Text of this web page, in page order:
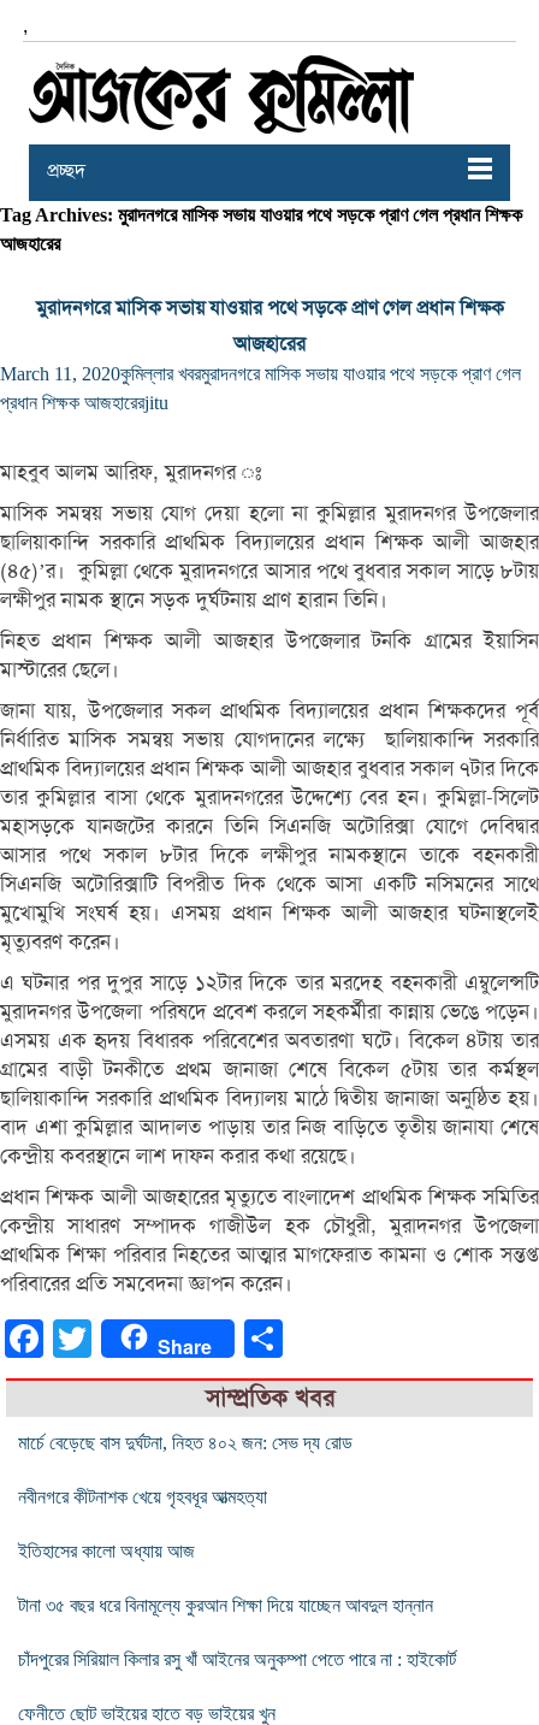
,
প্রচ্ছদ
Tag Archives: মুরাদনগরে মাসিক সভায় যাওয়ার পথে সড়কে প্রাণ গেল প্রধান শিক্ষক
আজহারের
মুরাদনগরে মাসিক সভায় যাওয়ার পথে সড়কে প্রাণ গেল প্রধান শিক্ষক
আজহারের
March 11, 2020কুমিল্লার খবরমুরাদনগরে মাসিক সভায় যাওয়ার পথে সড়কে প্রাণ গেল
প্রধান শিক্ষক আজহারেরjitu
মাহবুব আলম আরিফ, মুরাদনগর ঃ
মাসিক সমন্বয় সভায় যোগ দেয়া হলো না কুমিল্লার মুরাদনগর উপজেলার
ছালিয়াকান্দি সরকারি প্রাথমিক বিদ্যালয়ের প্রধান শিক্ষক আলী আজহার
(৪৫)’র। কুমিল্লা থেকে মুরাদনগরে আসার পথে বুধবার সকাল সাড়ে ৮টায়
লক্ষীপুর নামক স্থানে সড়ক দুর্ঘটনায় প্রাণ হারান তিনি।
নিহত প্রধান শিক্ষক আলী আজহার উপজেলার টনকি গ্রামের ইয়াসিন
মাস্টারের ছেলে।
জানা যায়, উপজেলার সকল প্রাথমিক বিদ্যালয়ের প্রধান শিক্ষকদের পূর্ব
নির্ধারিত মাসিক সমন্বয় সভায় যোগদানের লক্ষ্যে ছালিয়াকান্দি সরকারি
প্রাথমিক বিদ্যালয়ের প্রধান শিক্ষক আলী আজহার বুধবার সকাল ৭টার দিকে
তার কুমিল্লার বাসা থেকে মুরাদনগরের উদ্দেশ্যে বের হন। কুমিল্লা-সিলেট
মহাসড়কে যানজটের কারনে তিনি সিএনজি অটোরিক্সা যোগে দেবিদ্বার
আসার পথে সকাল ৮টার দিকে লক্ষীপুর নামকস্থানে তাকে বহনকারী
সিএনজি অটোরিক্সাটি বিপরীত দিক থেকে আসা একটি নসিমনের সাথে
মুখোমুখি সংঘর্ষ হয়। এসময় প্রধান শিক্ষক আলী আজহার ঘটনাস্থলেই
মৃত্যুবরণ করেন।
এ ঘটনার পর দুপুর সাড়ে ১২টার দিকে তার মরদেহ বহনকারী এম্বুলেন্সটি
মুরাদনগর উপজেলা পরিষদে প্রবেশ করলে সহকর্মীরা কান্নায় ভেঙে পড়েন।
এসময় এক হৃদয় বিধারক পরিবেশের অবতারণা ঘটে। বিকেল ৪টায় তার
গ্রামের বাড়ী টনকীতে প্রথম জানাজা শেষে বিকেল ৫টায় তার কর্মস্থল
ছালিয়াকান্দি সরকারি প্রাথমিক বিদ্যালয় মাঠে দ্বিতীয় জানাজা অনুষ্ঠিত হয়।
বাদ এশা কুমিল্লার আদালত পাড়ায় তার নিজ বাড়িতে তৃতীয় জানাযা শেষে
কেন্দ্রীয় কবরস্থানে লাশ দাফন করার কথা রয়েছে।
প্রধান শিক্ষক আলী আজহারের মৃত্যুতে বাংলাদেশ প্রাথমিক শিক্ষক সমিতির
কেন্দ্রীয় সাধারণ সম্পাদক গাজীউল হক চৌধুরী, মুরাদনগর উপজেলা
প্রাথমিক শিক্ষা পরিবার নিহতের আত্মার মাগফেরাত কামনা ও শোক সন্তপ্ত
পরিবারের প্রতি সমবেদনা জ্ঞাপন করেন।
FacebookTwitter Share
সাম্প্রতিক খবর
মার্চে বেড়েছে বাস দুর্ঘটনা, নিহত ৪০২ জন: সেভ দ্য রোড
নবীনগরে কীটনাশক খেয়ে গৃহবধূর আত্মহত্যা
ইতিহাসের কালো অধ্যায় আজ
টানা ৩৫ বছর ধরে বিনামূল্যে কুরআন শিক্ষা দিয়ে যাচ্ছেন আবদুল হান্নান
চাঁদপুরের সিরিয়াল কিলার রসু খাঁ আইনের অনুকম্পা পেতে পারে না : হাইকোর্ট
ফেনীতে ছোট ভাইয়ের হাতে বড় ভাইয়ের খুন